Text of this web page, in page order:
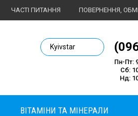
ЧАСТІ ПИТАННЯ ПОВЕРНЕННЯ,
Body Market №1 магазин спортивного
Kyivstar
Пн-Пт:
Сб:
Нд:
ВІТАМІНИ ТА МІНЕРАЛИ